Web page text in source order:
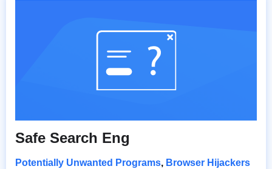
Safe Search Eng
Potentially Unwanted Programs, Browser Hijackers